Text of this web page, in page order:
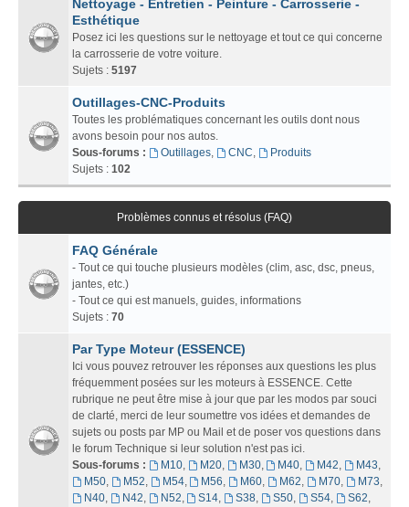
Nettoyage - Entretien - Peinture - Carrosserie -
Esthétique
Posez ici les questions sur le nettoyage et tout ce qui concerne
la carrosserie de votre voiture.
Sujets : 5197
Outillages-CNC-Produits
Toutes les problématiques concernant les outils dont nous
avons besoin pour nos autos.
Sous-forums :
Outillages, CNC,
Produits
Sujets : 102
Problèmes connus et résolus (FAQ)
FAQ Générale
- Tout ce qui touche plusieurs modèles (clim, asc, dsc, pneus,
jantes, etc.)
- Tout ce qui est manuels, guides, informations
Sujets : 70
Par Type Moteur (ESSENCE)
Ici vous pouvez retrouver les réponses aux questions les plus
fréquemment posées sur les moteurs à ESSENCE. Cette
rubrique ne peut être mise à jour que par les modos par souci
de clarté, merci de leur soumettre vos idées et demandes de
sujets ou posts par MP ou Mail et de poser vos questions dans
le forum Technique si leur solution n'est pas ici.
Sous-forums :
M10, M20, M30, M40, M42, M43,
M50, M52, M54, M56, M60, M62, M70, M73,
N40, N42, N52, S14, S38, S50, S54, S62,